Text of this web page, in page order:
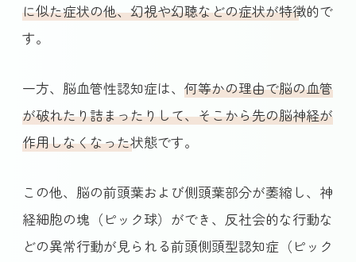
に似た症状の他、幻視や幻聴などの症状が特徴的で
す。
一方、脳血管性認知症は、何等かの理由で脳の血管
が破れたり詰まったりして、そこから先の脳神経が
作用しなくなった状態です。
この他、脳の前頭葉および側頭葉部分が萎縮し、神
経細胞の塊（ピック球）ができ、反社会的な行動な
どの異常行動が見られる前頭側頭型認知症（ピック